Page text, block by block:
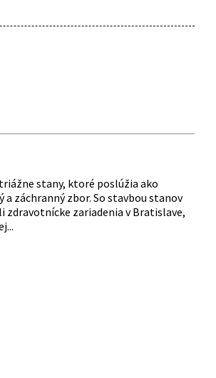
stany, ktoré poslúžia ako
záchranný zbor. So stavbou stanov
zdravotnícke zariadenia v Bratislave,